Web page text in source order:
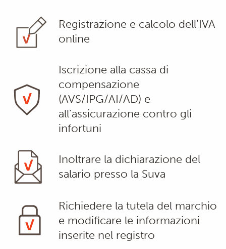
Registrazione e calcolo dell’IVA
online
Iscrizione alla cassa di
compensazione
(AVS/IPG/AI/AD) e
all’assicurazione contro gli
infortuni
Inoltrare la dichiarazione del
salario presso la Suva
Richiedere la tutela del marchio
e modificare le informazioni
inserite nel registro